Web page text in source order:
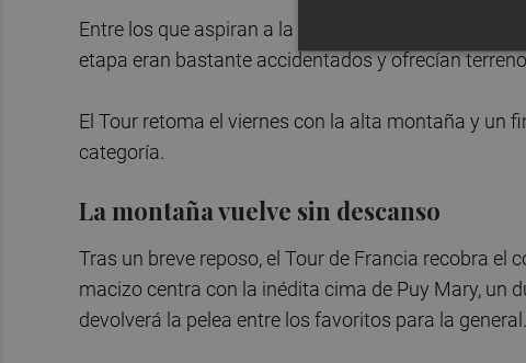
Entre los que aspiran a la clasificación general no
etapa eran bastante accidentados y ofrecían
El Tour retoma el viernes con la alta montaña y un
categoría.
La montaña vuelve sin descanso
Tras un breve reposo, el Tour de Francia recobra
macizo centra con la inédita cima de Puy Mary, un
devolverá la pelea entre los favoritos para la general.